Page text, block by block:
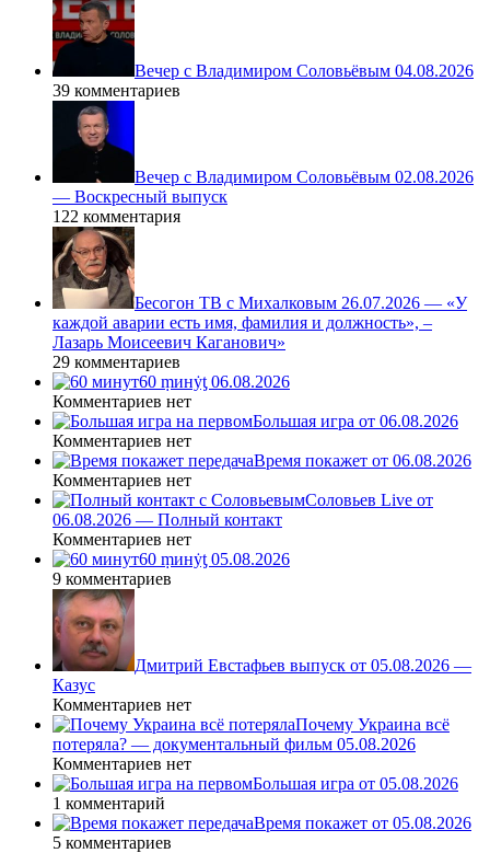
Вечер с Владимиром Соловьёвым 04.08.2026
39 комментариев
Вечер с Владимиром Соловьёвым 02.08.2026
— Воскресный выпуск
122 комментария
Бесогон ТВ с Михалковым 26.07.2026 — «У
каждой аварии есть имя, фамилия и должность», –
Лазарь Моисеевич Каганович»
29 комментариев
60 ṃинẏƫ 06.08.2026
Комментариев нет
Большая игра от 06.08.2026
Комментариев нет
Время покажет от 06.08.2026
Комментариев нет
Соловьев Live от
06.08.2026 — Полный контакт
Комментариев нет
60 ṃинẏƫ 05.08.2026
9 комментариев
Дмитрий Евстафьев выпуск от 05.08.2026 —
Казус
Комментариев нет
Почему Украина всё
потеряла? — документальный фильм 05.08.2026
Комментариев нет
Большая игра от 05.08.2026
1 комментарий
Время покажет от 05.08.2026
5 комментариев